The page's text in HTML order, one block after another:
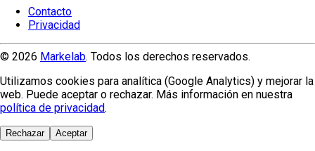
Contacto
Privacidad
© 2026 Markelab. Todos los derechos reservados.
Utilizamos cookies para analítica (Google Analytics) y mejorar la
web. Puede aceptar o rechazar. Más información en nuestra
política de privacidad.
Rechazar Aceptar